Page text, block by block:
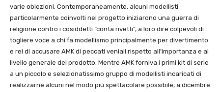
varie obiezioni. Contemporaneamente, alcuni modellisti
particolarmente coinvolti nel progetto iniziarono una guerra di
religione contro i cosiddetti “conta rivetti”, a loro dire colpevoli di
togliere voce a chi fa modellismo principalmente per divertimento
e rei di accusare AMK di peccati veniali rispetto all’importanza e al
livello generale del prodotto. Mentre AMK forniva i primi kit di serie
a un piccolo e selezionatissimo gruppo di modellisti incaricati di
realizzarne alcuni nel modo più spettacolare possibile, a dicembre